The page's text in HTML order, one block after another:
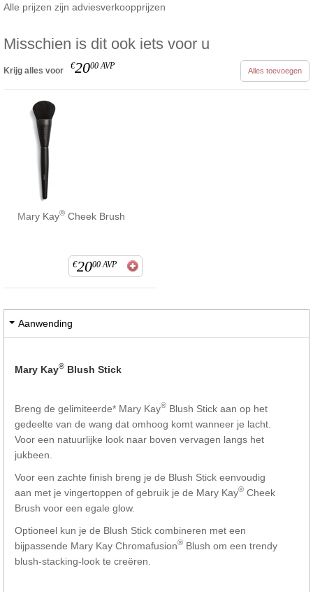
Alle prijzen zijn adviesverkoopprijzen
Misschien is dit ook iets voor u
Krijg alles voor €2000 AVP Alles toevoegen
Mary Kay® Cheek Brush
€2000 AVP
Aanwending
Mary Kay® Blush Stick
Breng de gelimiteerde* Mary Kay® Blush Stick aan op het
gedeelte van de wang dat omhoog komt wanneer je lacht.
Voor een natuurlijke look naar boven vervagen langs het
jukbeen.
Voor een zachte finish breng je de Blush Stick eenvoudig
aan met je vingertoppen of gebruik je de Mary Kay® Cheek
Brush voor een egale glow.
Optioneel kun je de Blush Stick combineren met een
bijpassende Mary Kay Chromafusion® Blush om een trendy
blush-stacking-look te creëren.